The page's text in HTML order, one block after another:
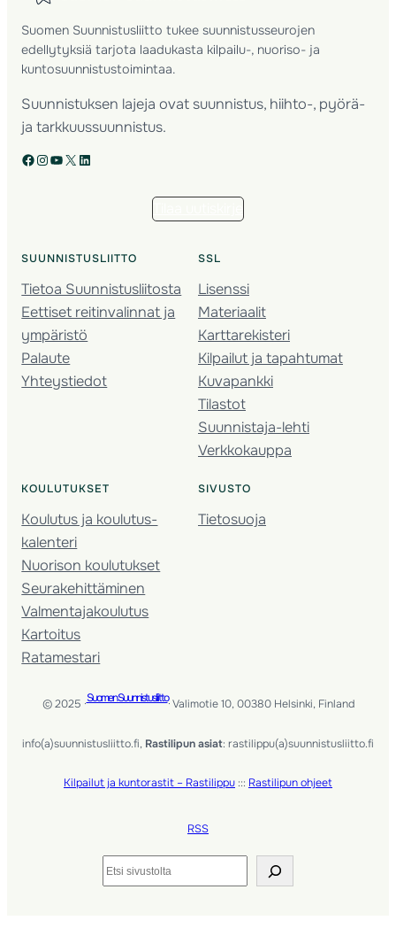
Suomen Suunnistusliitto tukee suunnistusseurojen
edellytyksiä tarjota laadukasta kilpailu-, nuoriso- ja
kuntosuunnistustoimintaa.
Suunnistuksen lajeja ovat suunnistus, hiihto-, pyörä-
ja tarkkuussuunnistus.
Facebook Instagram YouTube X LinkedIn
SUUNNISTUSLIITTO
Tietoa Suunnistusliitosta
Eettiset reitinvalinnat ja
ympäristö
Palaute
Yhteystiedot
SSL
Lisenssi
Materiaalit
Karttarekisteri
Kilpailut ja tapahtumat
Kuvapankki
Tilastot
Suunnistaja-lehti
Verkkokauppa
KOULUTUKSET
Koulutus ja koulutus­
kalenteri
Nuorison koulutukset
Seura­kehittäminen
Valmentaja­koulutus
Kartoitus
Ratamestari
SIVUSTO
Tietosuoja
© 2025 ·Suomen Suunnistusliitto· Valimotie 10, 00380 Helsinki, Finland
info(a)suunnistusliitto.fi, Rastilipun asiat: rastilippu(a)suunnistusliitto.fi
Kilpailut ja kuntorastit – Rastilippu ::: Rastilipun ohjeet
RSS
Etsi